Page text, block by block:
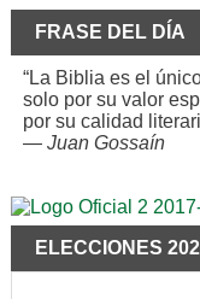
FRASE DEL DÍA
“La Biblia es el
solo por su valor
por su calidad
— Juan Gossaín
ELECCIONES